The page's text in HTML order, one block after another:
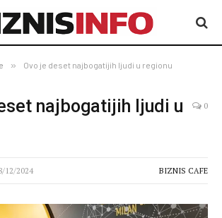
» Ovo je deset najbogatijih ljudi u regionu
najbogatijih ljudi u
0
12/2024 BIZNIS CAFE